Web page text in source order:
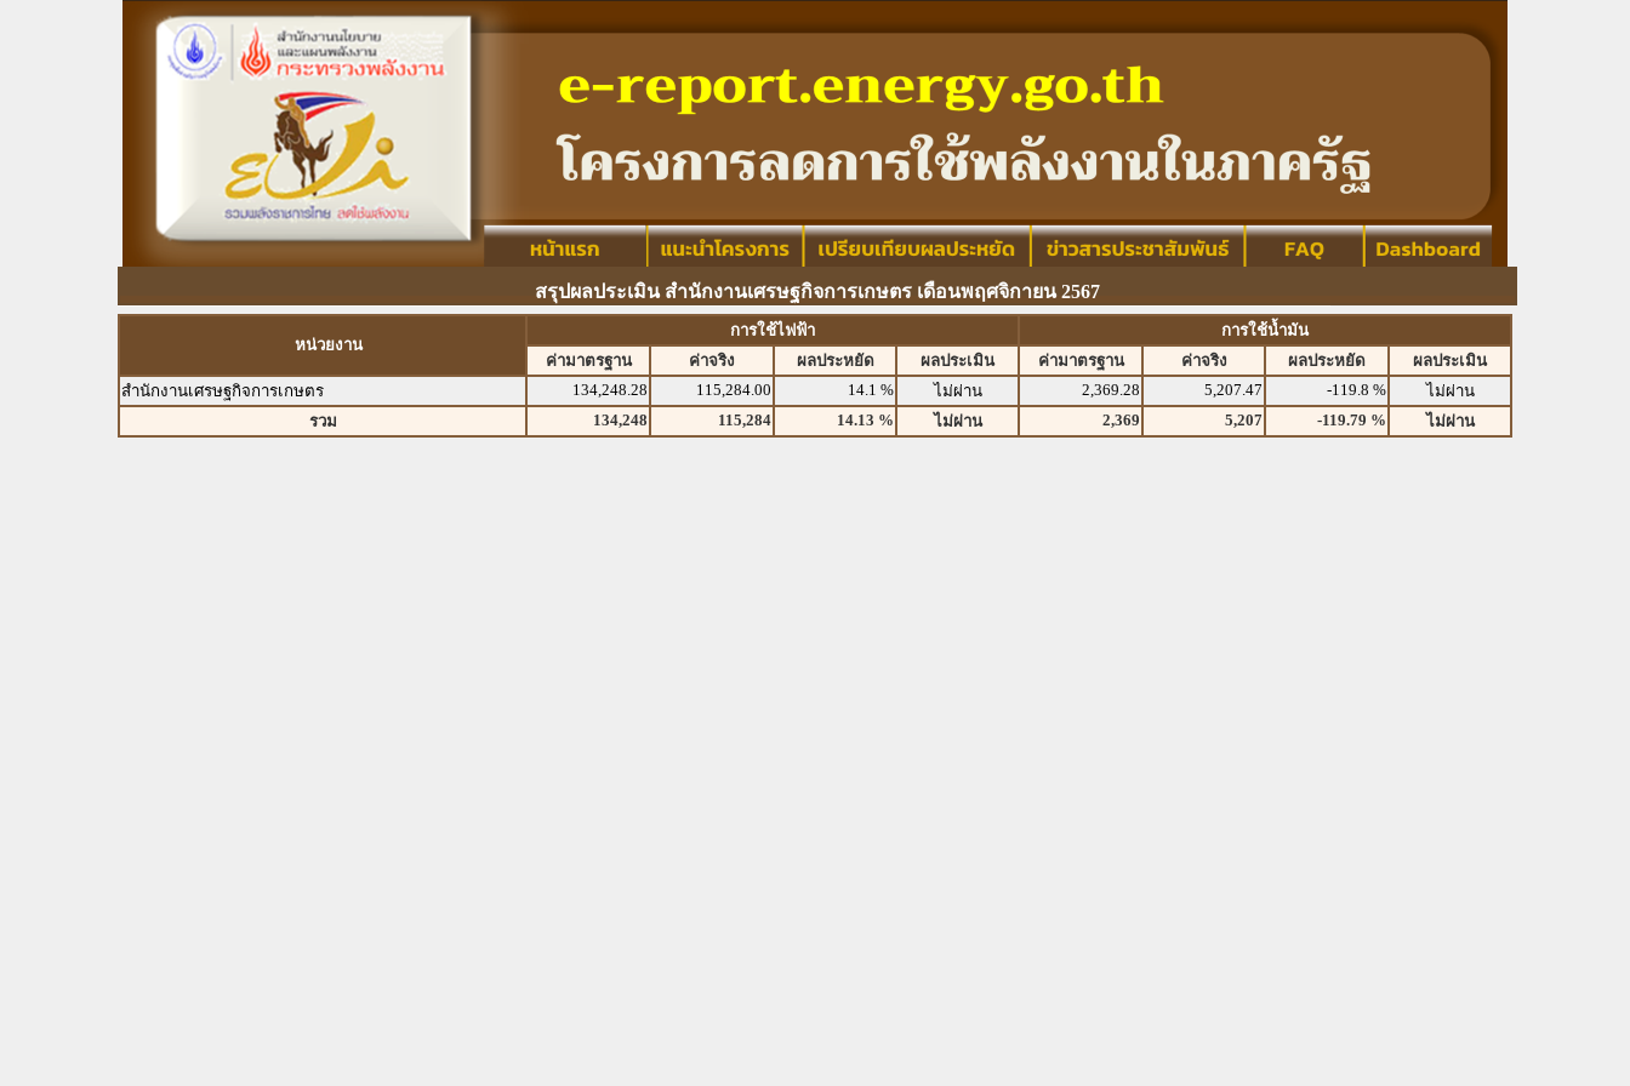
สรุปผลประเมิน สำนักงานเศรษฐกิจการเกษตร เดือนพฤศจิกายน 2567
หน่วยงาน
การใช้ไฟฟ้า
การใช้น้ำมัน
ค่ามาตรฐาน
ค่าจริง ผลประหยัด ผลประเมิน ค่ามาตรฐาน ค่าจริง ผลประหยัด
ผลประเมิน
สำนักงานเศรษฐกิจการเกษตร
134,248.28 115,284.00 14.1 % ไม่ผ่าน 2,369.28 5,207.47 -119.8 %
ไม่ผ่าน
รวม
134,248 115,284 14.13 % ไม่ผ่าน 2,369 5,207 -119.79 % ไม่ผ่าน